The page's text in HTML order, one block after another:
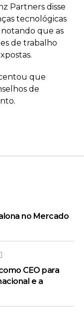
Partners disse
tecnológicas
que as
de trabalho
que
de
no Mercado
CEO para
e a